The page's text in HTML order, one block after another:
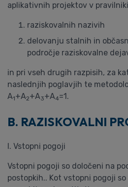
aplikativnih projektov v
raziskovalnih nazivih
delovanju stalnih in
področje raziskovalne
in pri vseh drugih razpisih, za
naslednjih poglavjih te
A1+A2+A3+A4=1.
B. RAZISKOVALNI
I. Vstopni pogoji
Vstopni pogoji so določeni na
postopkih.. Kot vstopni pogoji